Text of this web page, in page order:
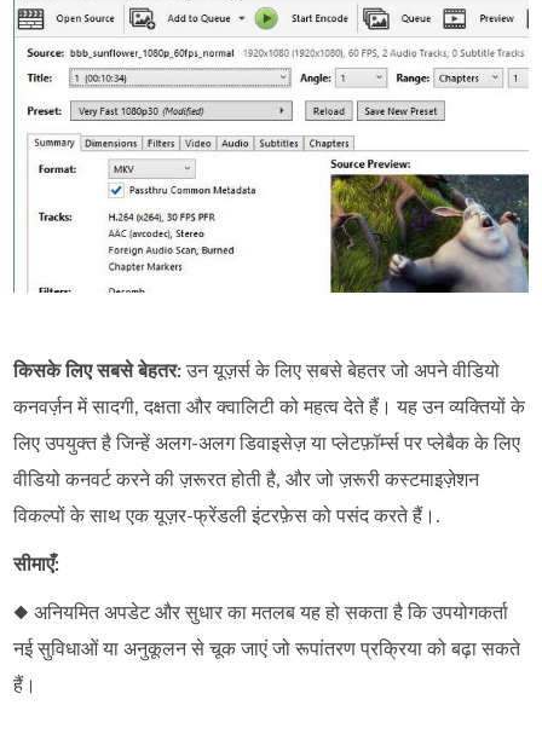
किसके लिए सबसे बेहतर:उन यूज़र्स के लिए सबसे बेहतर जो अपने वीडियो
कनवर्ज़न में सादगी, दक्षता और क्वालिटी को महत्व देते हैं। यह उन व्यक्तियों के
लिए उपयुक्त है जिन्हें अलग‑अलग डिवाइसेज़ या प्लेटफ़ॉर्म्स पर प्लेबैक के लिए
वीडियो कनवर्ट करने की ज़रूरत होती है, और जो ज़रूरी कस्टमाइज़ेशन
विकल्पों के साथ एक यूज़र‑फ्रेंडली इंटरफ़ेस को पसंद करते हैं।.
सीमाएँ:
◆ अनियमित अपडेट और सुधार का मतलब यह हो सकता है कि उपयोगकर्ता
नई सुविधाओं या अनुकूलन से चूक जाएं जो रूपांतरण प्रक्रिया को बढ़ा सकते
हैं।